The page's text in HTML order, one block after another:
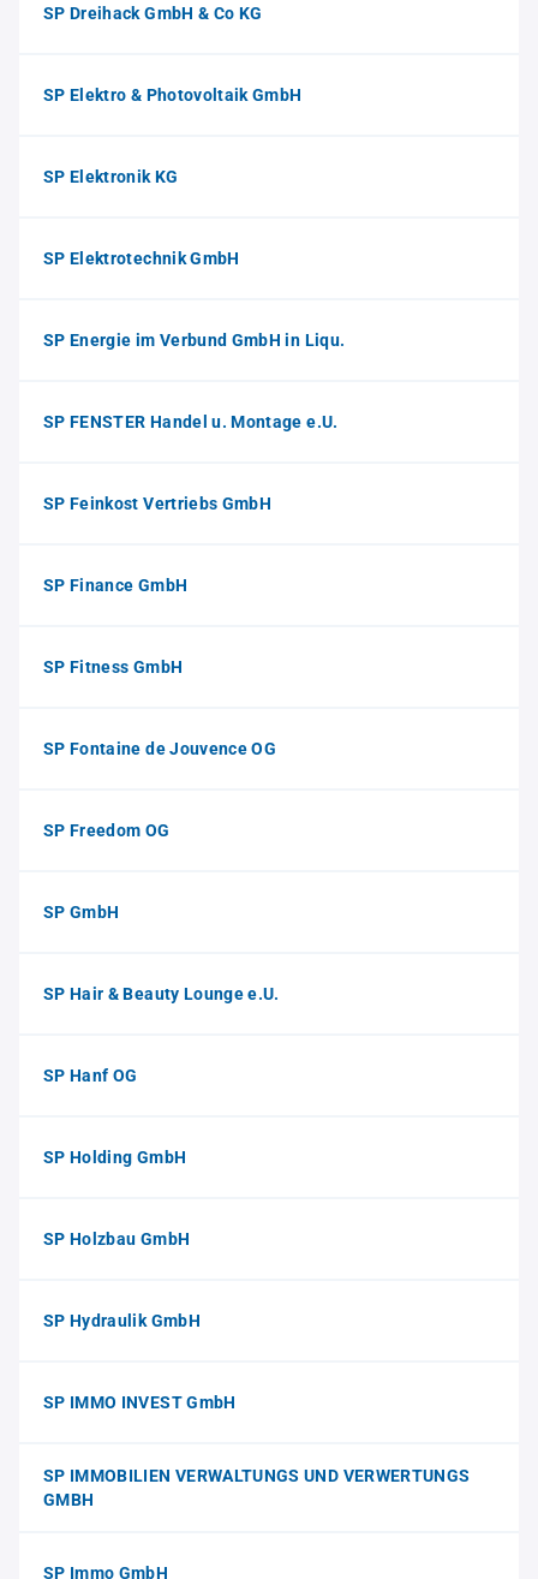
SP Dreihack GmbH & Co KG
SP Elektro & Photovoltaik GmbH
SP Elektronik KG
SP Elektrotechnik GmbH
SP Energie im Verbund GmbH in Liqu.
SP FENSTER Handel u. Montage e.U.
SP Feinkost Vertriebs GmbH
SP Finance GmbH
SP Fitness GmbH
SP Fontaine de Jouvence OG
SP Freedom OG
SP GmbH
SP Hair & Beauty Lounge e.U.
SP Hanf OG
SP Holding GmbH
SP Holzbau GmbH
SP Hydraulik GmbH
SP IMMO INVEST GmbH
SP IMMOBILIEN VERWALTUNGS UND VERWERTUNGS
GMBH
SP Immo GmbH